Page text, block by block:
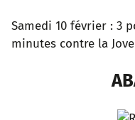
Samedi 10 février : 3
minutes contre la